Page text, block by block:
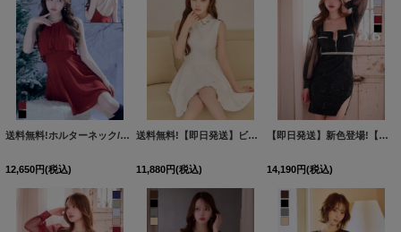
送料無料!ホルターネック/バックビジュー/アメスリ/ノースリーブ/Aライン/フレア/シフォン/ミニドレス/キャバドレス【XS-Mサイズ/4カラー】[OF03] 【YN】dzjvAG【一部予約商品/8月下旬発送予定】
12,650円(税込)
送料無料!【即日発送】ビジュー/襟付き/フレア/Aライン/ノースリーブ/ミニドレス/キャバドレス【XS-XLサイズ/1カラー】[OF01]【SB】dzqIA
11,880円(税込)
【即日発送】新色登場!【送料無料】スクエアネック/フロントジップ/チュール袖/シアー/刺繍/レース/タイト/スリット/ミニドレス/キャバドレス【XS-XLサイズ/6カラー】[OF03-X]【YN】dzj
14,190円(税込)